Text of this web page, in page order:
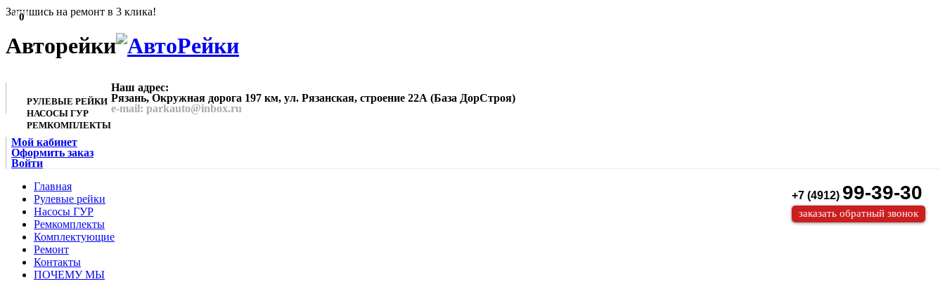
Запишись на ремонт в 3 клика!
Авторейки
РУЛЕВЫЕ РЕЙКИ
НАСОСЫ ГУР
РЕМКОМПЛЕКТЫ
Наш адрес:
Рязань, Окружная дорога 197 км, ул. Рязанская, строение 22А (База ДорСтроя)
e-mail: parkauto@inbox.ru
Мой кабинет
Оформить заказ
Войти
0
+7 (4912) 99-39-30
заказать обратный звонок
Главная
Рулевые рейки
Насосы ГУР
Ремкомплекты
Комплектующие
Ремонт
Контакты
ПОЧЕМУ МЫ